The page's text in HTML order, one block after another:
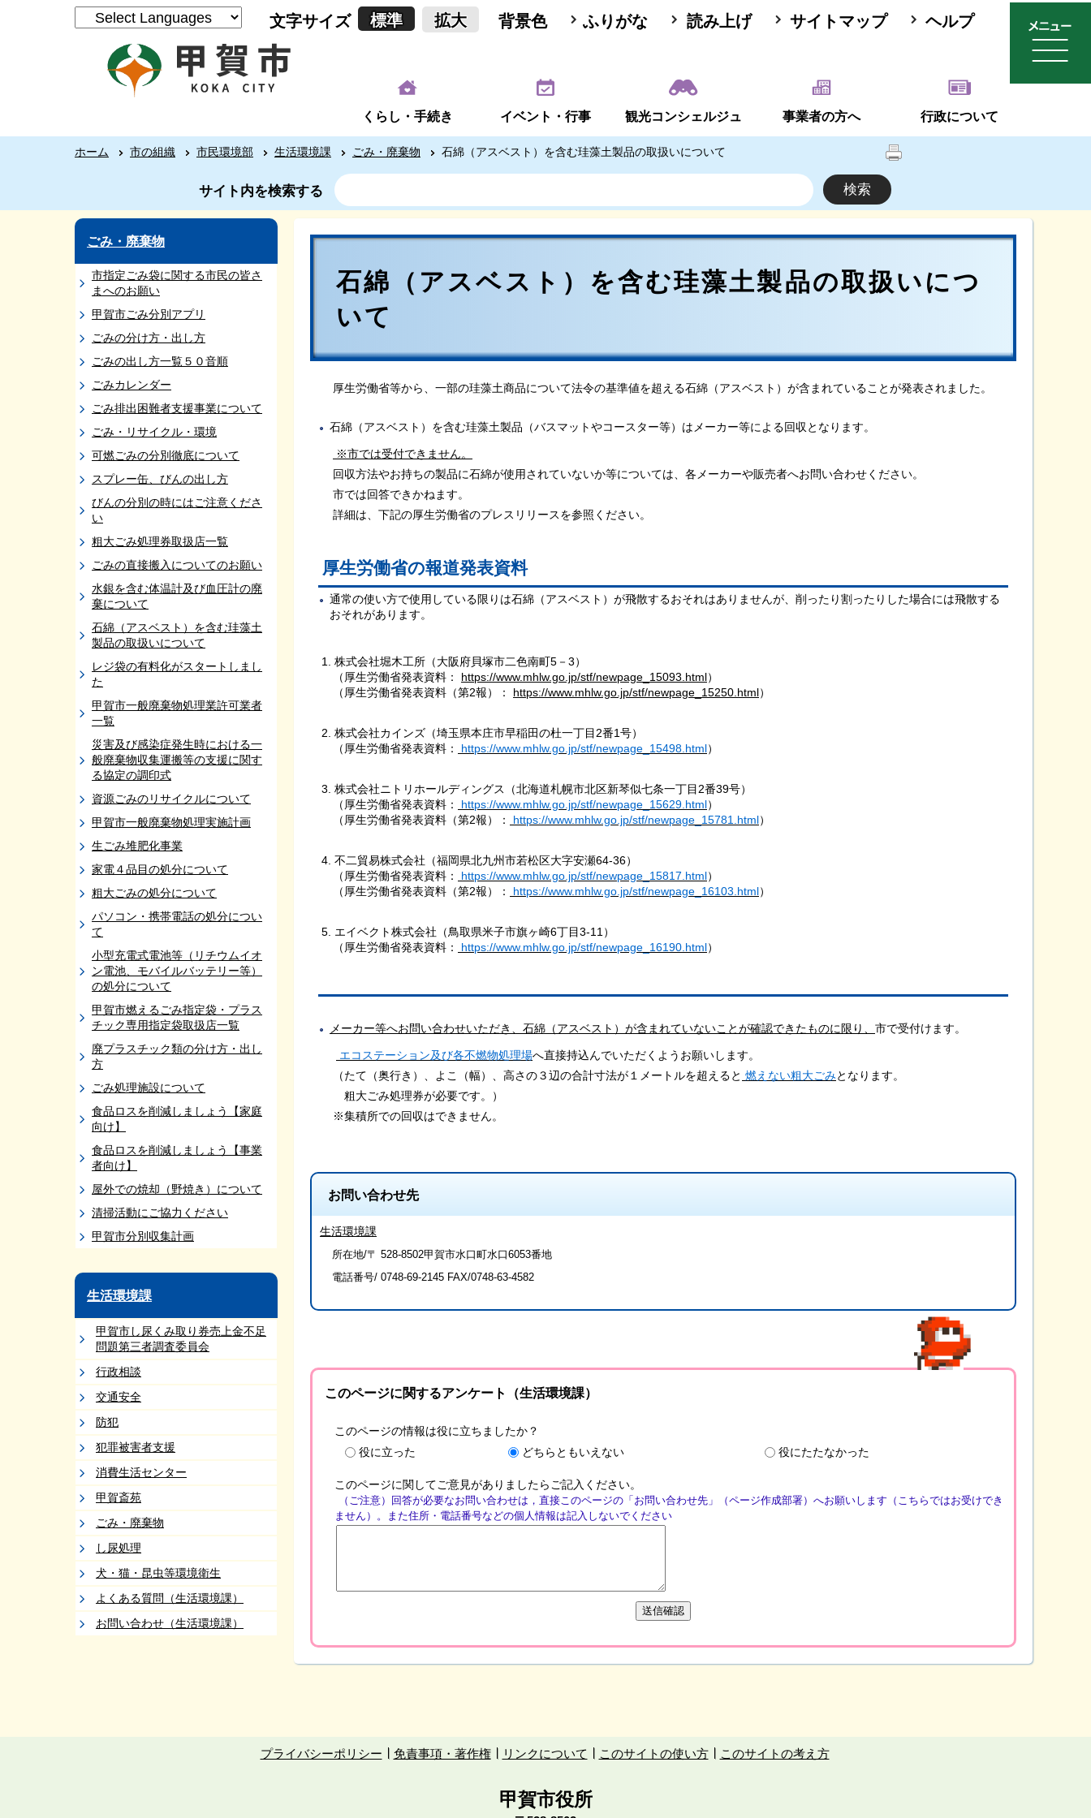
文字サイズ 標準 拡大 背景色 ふりがな 読み上げ サイトマップ ヘルプ
くらし・手続き イベント・行事 観光コンシェルジュ 事業者の方へ 行政について
ホーム 市の組織 市民環境部 生活環境課 ごみ・廃棄物 石綿（アスベスト）を含む珪藻土製品の取扱いについて
サイト内を検索する
ごみ・廃棄物
市指定ごみ袋に関する市民の皆さ
まへのお願い
甲賀市ごみ分別アプリ
ごみの分け方・出し方
ごみの出し方一覧５０音順
ごみカレンダー
ごみ排出困難者支援事業について
ごみ・リサイクル・環境
可燃ごみの分別徹底について
スプレー缶、びんの出し方
びんの分別の時にはご注意くださ
い
粗大ごみ処理券取扱店一覧
ごみの直接搬入についてのお願い
水銀を含む体温計及び血圧計の廃
棄について
石綿（アスベスト）を含む珪藻土
製品の取扱いについて
レジ袋の有料化がスタートしまし
た
甲賀市一般廃棄物処理業許可業者
一覧
災害及び感染症発生時における一
般廃棄物収集運搬等の支援に関す
る協定の調印式
資源ごみのリサイクルについて
甲賀市一般廃棄物処理実施計画
生ごみ堆肥化事業
家電４品目の処分について
粗大ごみの処分について
パソコン・携帯電話の処分につい
て
小型充電式電池等（リチウムイオ
ン電池、モバイルバッテリー等）
の処分について
甲賀市燃えるごみ指定袋・プラス
チック専用指定袋取扱店一覧
廃プラスチック類の分け方・出し
方
ごみ処理施設について
食品ロスを削減しましょう【家庭
向け】
食品ロスを削減しましょう【事業
者向け】
屋外での焼却（野焼き）について
清掃活動にご協力ください
甲賀市分別収集計画
生活環境課
甲賀市し尿くみ取り券売上金不足
問題第三者調査委員会
行政相談
交通安全
防犯
犯罪被害者支援
消費生活センター
甲賀斎苑
ごみ・廃棄物
し尿処理
犬・猫・昆虫等環境衛生
よくある質問（生活環境課）
お問い合わせ（生活環境課）
石綿（アスベスト）を含む珪藻土製品の取扱いにつ
いて
厚生労働省等から、一部の珪藻土商品について法令の基準値を超える石綿（アスベスト）が含まれていることが発表されました。
石綿（アスベスト）を含む珪藻土製品（バスマットやコースター等）はメーカー等による回収となります。
※市では受付できません。
回収方法やお持ちの製品に石綿が使用されていないか等については、各メーカーや販売者へお問い合わせください。
市では回答できかねます。
詳細は、下記の厚生労働省のプレスリリースを参照ください。
厚生労働省の報道発表資料
通常の使い方で使用している限りは石綿（アスベスト）が飛散するおそれはありませんが、削ったり割ったりした場合には飛散する
おそれがあります。
1. 株式会社堀木工所（大阪府貝塚市二色南町5－3）
（厚生労働省発表資料： https://www.mhlw.go.jp/stf/newpage_15093.html）
（厚生労働省発表資料（第2報） ： https://www.mhlw.go.jp/stf/newpage_15250.html）
2. 株式会社カインズ（埼玉県本庄市早稲田の杜一丁目2番1号）
（厚生労働省発表資料：
https://www.mhlw.go.jp/stf/newpage_15498.html）
3. 株式会社ニトリホールディングス（北海道札幌市北区新琴似七条一丁目2番39号）
（厚生労働省発表資料：
https://www.mhlw.go.jp/stf/newpage_15629.html）
（厚生労働省発表資料（第2報）：
https://www.mhlw.go.jp/stf/newpage_15781.html）
4. 不二貿易株式会社（福岡県北九州市若松区大字安瀬64-36）
（厚生労働省発表資料：
https://www.mhlw.go.jp/stf/newpage_15817.html）
（厚生労働省発表資料（第2報）：
https://www.mhlw.go.jp/stf/newpage_16103.html）
5. エイベクト株式会社（鳥取県米子市旗ヶ崎6丁目3-11）
（厚生労働省発表資料：
https://www.mhlw.go.jp/stf/newpage_16190.html）
メーカー等へお問い合わせいただき、 石綿（アスベスト）が含まれていないことが確認できたものに限り 、 市で受付けます。
エコステーション及び各不燃物処理場へ直接持込んでいただくようお願いします。
（たて（奥行き）、よこ（幅）、高さの３辺の合計寸法が１メートルを超えると 燃えない粗大ごみとなります。
粗大ごみ処理券が必要です。）
※集積所での回収はできません。
お問い合わせ先
生活環境課
所在地/〒 528-8502甲賀市水口町水口6053番地
電話番号/ 0748-69-2145 FAX/0748-63-4582
このページに関するアンケート（生活環境課）
このページの情報は役に立ちましたか？
役に立った
どちらともいえない 役にたたなかった
このページに関してご意見がありましたらご記入ください。
（ご注意）回答が必要なお問い合わせは，直接このページの「お問い合わせ先」（ページ作成部署）へお願いします（こちらではお受けでき
ません）。また住所・電話番号などの個人情報は記入しないでください
プライバシーポリシー 免責事項・著作権 リンクについて このサイトの使い方 このサイトの考え方
甲賀市役所